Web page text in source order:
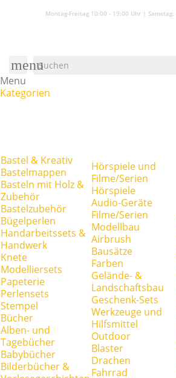
Montag-Freitag 10:00 - 19:00 Uhr | Samstag:
menu
Menu
Kategorien
Bastel & Kreativ
Bastelmappen
Basteln mit Holz &
Zubehör
Bastelzubehör
Bügelperlen
Handarbeitssets &
Handwerk
Knete
Modelliersets
Papeterie
Perlensets
Stempel
Bücher
Alben- und
Tagebücher
Babybücher
Bilderbücher &
Hörspiele und
Filme/Serien
Hörspiele
Audio-Geräte
Filme/Serien
Modellbau
Airbrush
Bausätze
Farben
Gelände- &
Landschaftsbau
Geschenk-Sets
Werkzeuge und
Hilfsmittel
Outdoor
Blaster
Drachen
Fahrrad